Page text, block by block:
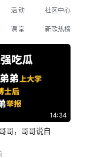
活动
课堂
社区中心
新歌热榜
14:34
哥，哥哥说自